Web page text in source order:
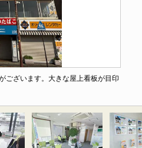
ございます。大きな屋上看板が目印